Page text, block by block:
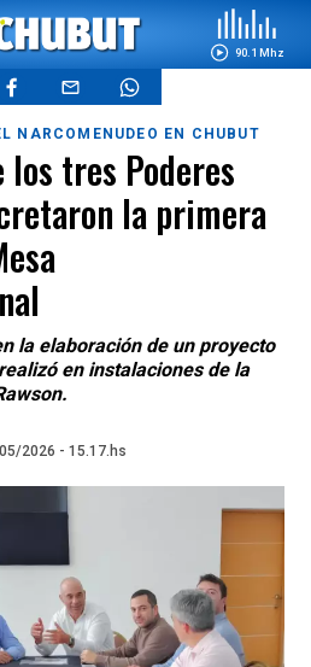
90.1 Mhz
NARCOMENUDEO EN CHUBUT
tres Poderes
la primera
la elaboración de un proyecto
en instalaciones de la
2026 - 15.17.hs